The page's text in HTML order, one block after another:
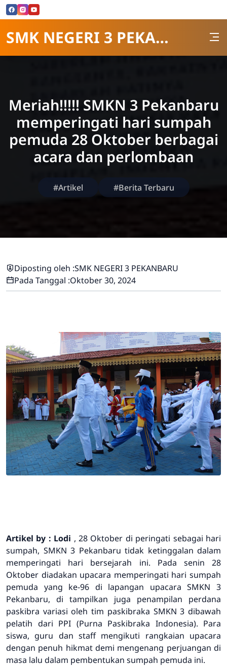
Skip to Content
SMK NEGERI 3 PEKANBARU
Meriah!!!!! SMKN 3 Pekanbaru
memperingati hari sumpah
pemuda 28 Oktober berbagai
acara dan perlombaan
#Artikel #Berita Terbaru
Diposting oleh :SMK NEGERI 3 PEKANBARU
Pada Tanggal :Oktober 30, 2024
Artikel by : Lodi , 28 Oktober di peringati sebagai hari
sumpah, SMKN 3 Pekanbaru tidak ketinggalan dalam
memperingati hari bersejarah ini. Pada senin 28
Oktober diadakan upacara memperingati hari sumpah
pemuda yang ke-96 di lapangan upacara SMKN 3
Pekanbaru, di tampilkan juga penampilan perdana
paskibra variasi oleh tim paskibraka SMKN 3 dibawah
pelatih dari PPI (Purna Paskibraka Indonesia). Para
siswa, guru dan staff mengikuti rangkaian upacara
dengan penuh hikmat demi mengenang perjuangan di
masa lalu dalam pembentukan sumpah pemuda ini.